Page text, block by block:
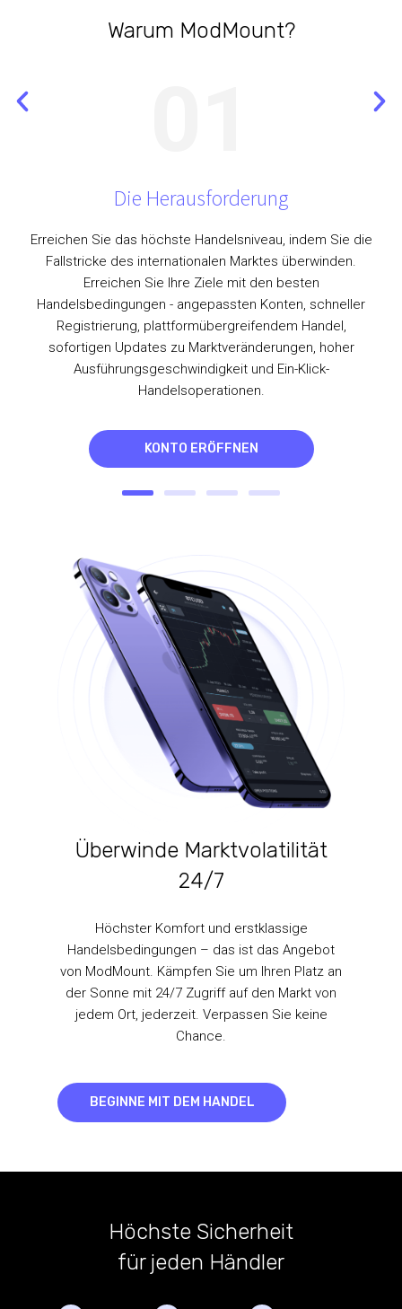
Warum ModMount?
Die Herausforderung
Erreichen Sie das höchste Handelsniveau, indem Sie die
Fallstricke des internationalen Marktes überwinden.
Erreichen Sie Ihre Ziele mit den besten
Handelsbedingungen - angepassten Konten, schneller
Registrierung, plattformübergreifendem Handel,
sofortigen Updates zu Marktveränderungen, hoher
Ausführungsgeschwindigkeit und Ein-Klick-
Handelsoperationen.
KONTO ERÖFFNEN
Überwinde Marktvolatilität
24/7
Höchster Komfort und erstklassige
Handelsbedingungen – das ist das Angebot
von ModMount. Kämpfen Sie um Ihren Platz an
der Sonne mit 24/7 Zugriff auf den Markt von
jedem Ort, jederzeit. Verpassen Sie keine
Chance.
BEGINNE MIT DEM HANDEL
Höchste Sicherheit
für jeden Händler